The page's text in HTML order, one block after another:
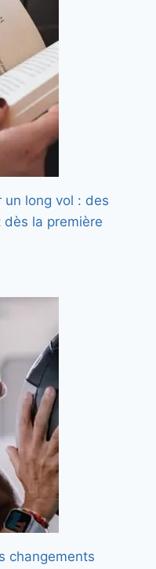
un long vol : des
la première
changements